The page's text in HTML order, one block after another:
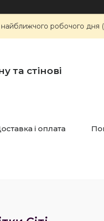
робочого дня
та стінові
і оплата